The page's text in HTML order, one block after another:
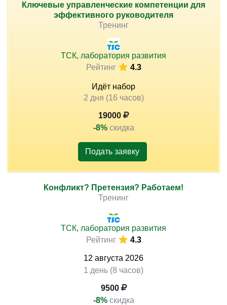
Изучение принципов планирования, приоритизации и
управления временем помогает выстроить
последовательную систему работы. Практическая
направленность подготовки способствует применению
навыков в повседневной деятельности.
Ключевые управленческие компетенции для
эффективного руководителя
Тренинг
ТСК, лаборатория развития
Рейтинг
4.3
Идёт набор
2 дня (16 часов)
19000
-8% скидка
Подать заявку
Конфликт? Претензия? Работаем!
Тренинг
ТСК, лаборатория развития
Рейтинг
4.3
12 августа 2026
1 день (8 часов)
9500
-8% скидка